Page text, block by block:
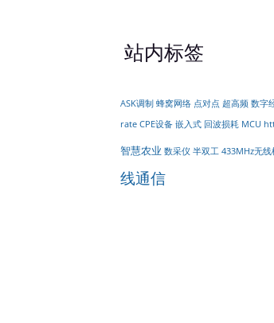
站内标签
ASK调制 蜂窝网络 点对点 超高频 数字
rate CPE设备 嵌入式 回波损耗 MCU
智慧农业 数采仪 半双工 433MHz无线
线通信